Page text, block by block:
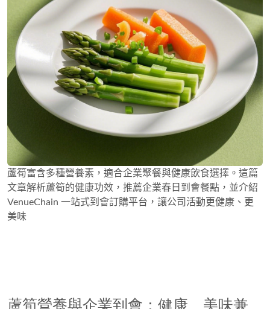
蘆筍富含多種營養素，適合企業聚餐與健康飲食選擇。這篇
文章解析蘆筍的健康功效，推薦企業春日到會餐點，並介紹
VenueChain 一站式到會訂購平台，讓公司活動更健康、更
美味